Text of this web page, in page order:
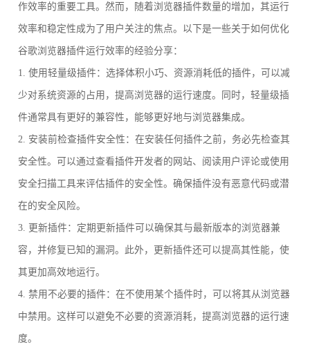
作效率的重要工具。然而，随着浏览器插件数量的增加，其运行
效率和稳定性成为了用户关注的焦点。以下是一些关于如何优化
谷歌浏览器插件运行效率的经验分享：
1. 使用轻量级插件：选择体积小巧、资源消耗低的插件，可以减
少对系统资源的占用，提高浏览器的运行速度。同时，轻量级插
件通常具有更好的兼容性，能够更好地与浏览器集成。
2. 安装前检查插件安全性：在安装任何插件之前，务必先检查其
安全性。可以通过查看插件开发者的网站、阅读用户评论或使用
安全扫描工具来评估插件的安全性。确保插件没有恶意代码或潜
在的安全风险。
3. 更新插件：定期更新插件可以确保其与最新版本的浏览器兼
容，并修复已知的漏洞。此外，更新插件还可以提高其性能，使
其更加高效地运行。
4. 禁用不必要的插件：在不使用某个插件时，可以将其从浏览器
中禁用。这样可以避免不必要的资源消耗，提高浏览器的运行速
度。